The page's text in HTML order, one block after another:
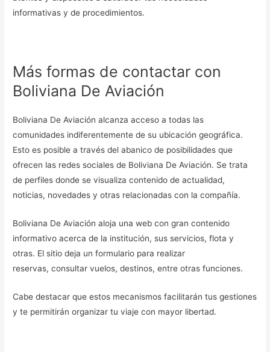
informativas y de procedimientos.
Más formas de contactar con
Boliviana De Aviación
Boliviana De Aviación alcanza acceso a todas las
comunidades indiferentemente de su ubicación geográfica.
Esto es posible a través del abanico de posibilidades que
ofrecen las redes sociales de Boliviana De Aviación. Se trata
de perfiles donde se visualiza contenido de actualidad,
noticias, novedades y otras relacionadas con la compañía.
Boliviana De Aviación aloja una web con gran contenido
informativo acerca de la institución, sus servicios, flota y
otras. El sitio deja un formulario para realizar
reservas, consultar vuelos, destinos, entre otras funciones.
Cabe destacar que estos mecanismos facilitarán tus gestiones
y te permitirán organizar tu viaje con mayor libertad.